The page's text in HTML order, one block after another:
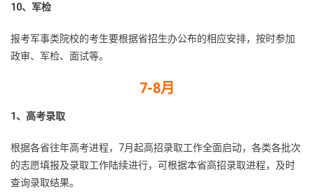
10、军检
报考军事类院校的考生要根据省招生办公布的相应安排，按时参加
政审、军检、面试等。
7-8月
1、高考录取
根据各省往年高考进程，7月起高招录取工作全面启动，各类各批次
的志愿填报及录取工作陆续进行，可根据本省高招录取进程，及时
查询录取结果。